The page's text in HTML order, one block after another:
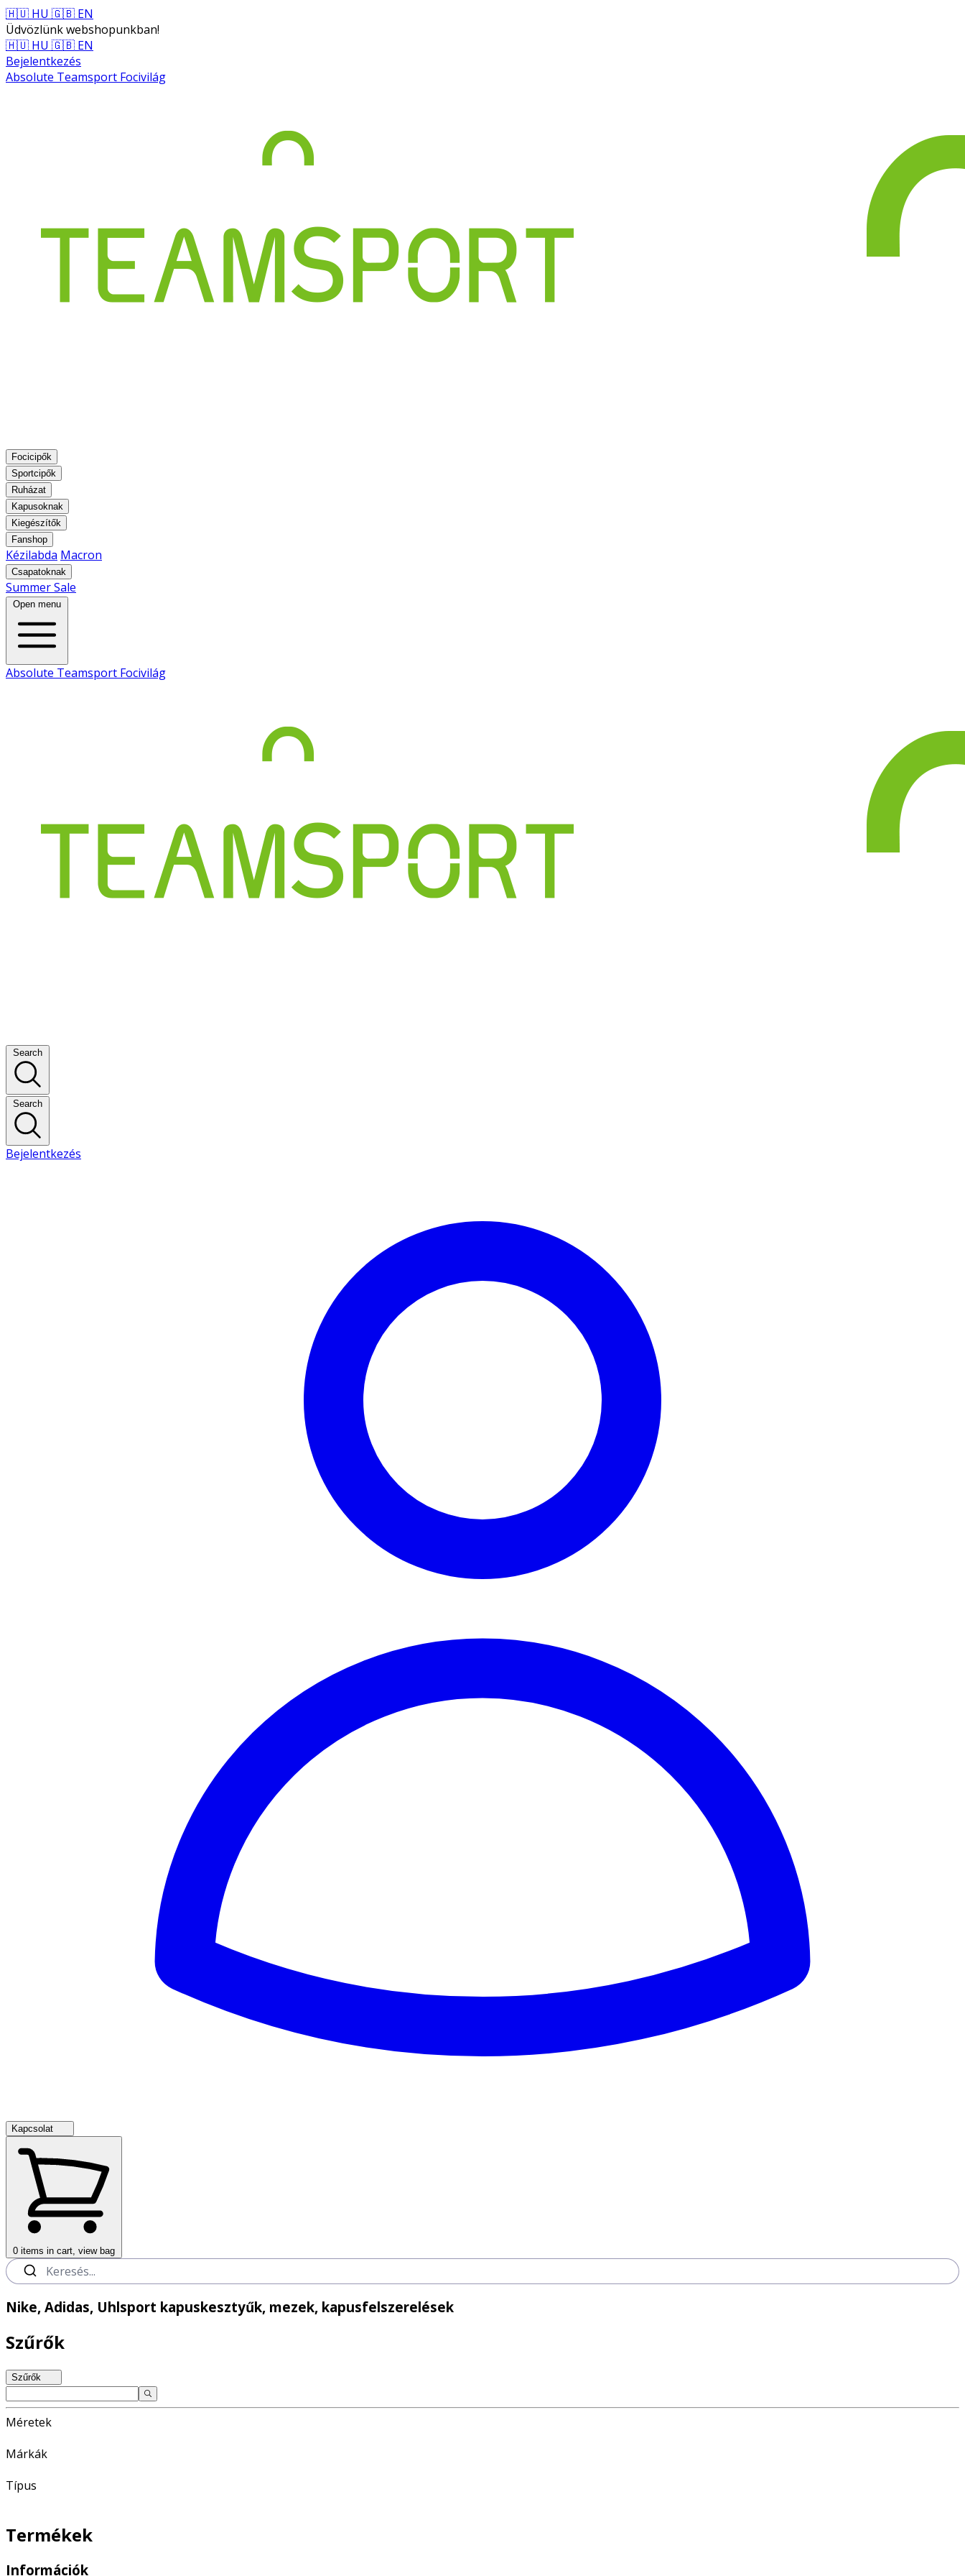
🇭🇺 HU 🇬🇧 EN
Üdvözlünk webshopunkban!
🇭🇺 HU 🇬🇧 EN
Bejelentkezés
Absolute Teamsport Focivilág
Focicipők
Sportcipők
Ruházat
Kapusoknak
Kiegészítők
Fanshop
Kézilabda Macron
Csapatoknak
Summer Sale
Open menu
Absolute Teamsport Focivilág
Search
Search
Bejelentkezés
Kapcsolat
0 items in cart, view bag
Nike, Adidas, Uhlsport kapuskesztyűk, mezek, kapusfelszerelések
Szűrők
Szűrők
Méretek
Márkák
Típus
Termékek
Információk